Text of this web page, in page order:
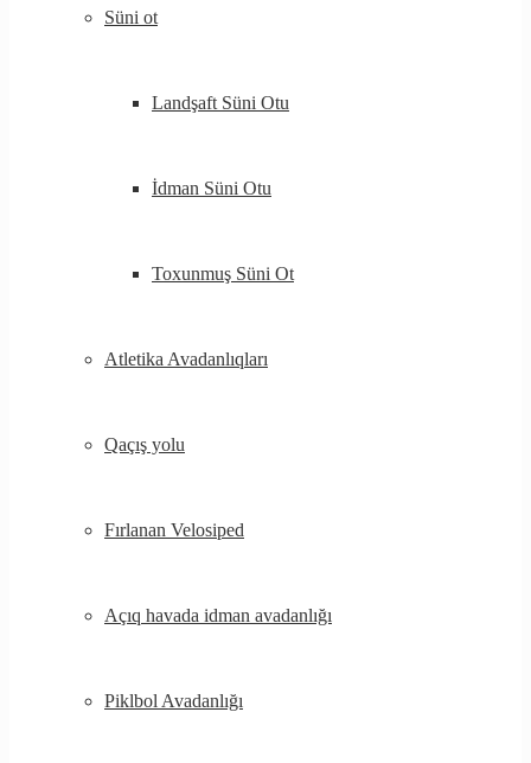
Süni ot
Landşaft Süni Otu
İdman Süni Otu
Toxunmuş Süni Ot
Atletika Avadanlıqları
Qaçış yolu
Fırlanan Velosiped
Açıq havada idman avadanlığı
Piklbol Avadanlığı